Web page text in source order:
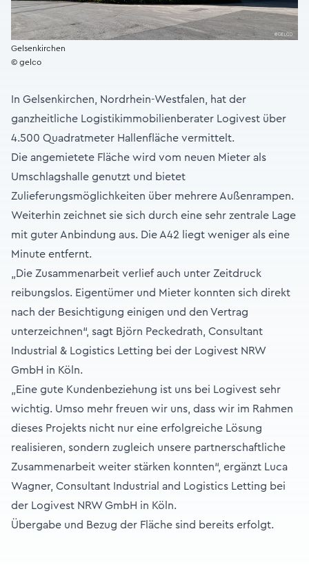
Gelsenkirchen
© gelco
In Gelsenkirchen, Nordrhein-Westfalen, hat der
ganzheitliche Logistikimmobilienberater Logivest über
4.500 Quadratmeter Hallenfläche vermittelt.
Die angemietete Fläche wird vom neuen Mieter als
Umschlagshalle genutzt und bietet
Zulieferungsmöglichkeiten über mehrere Außenrampen.
Weiterhin zeichnet sie sich durch eine sehr zentrale Lage
mit guter Anbindung aus. Die A42 liegt weniger als eine
Minute entfernt.
„Die Zusammenarbeit verlief auch unter Zeitdruck
reibungslos. Eigentümer und Mieter konnten sich direkt
nach der Besichtigung einigen und den Vertrag
unterzeichnen“, sagt Björn Peckedrath, Consultant
Industrial & Logistics Letting bei der Logivest NRW
GmbH in Köln.
„Eine gute Kundenbeziehung ist uns bei Logivest sehr
wichtig. Umso mehr freuen wir uns, dass wir im Rahmen
dieses Projekts nicht nur eine erfolgreiche Lösung
realisieren, sondern zugleich unsere partnerschaftliche
Zusammenarbeit weiter stärken konnten“, ergänzt Luca
Wagner, Consultant Industrial and Logistics Letting bei
der Logivest NRW GmbH in Köln.
Übergabe und Bezug der Fläche sind bereits erfolgt.